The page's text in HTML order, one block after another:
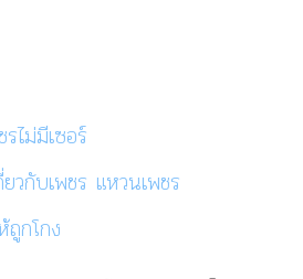
ไม่มีเซอร์
ยวกับเพชร แหวนเพชร
ถูกโกง